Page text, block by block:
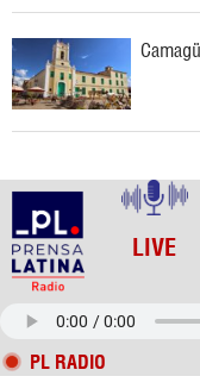
LIVE
PL RADIO